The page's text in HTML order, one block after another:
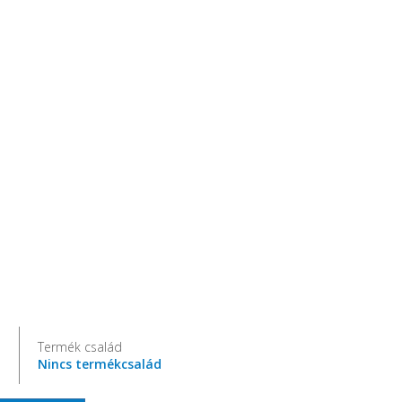
Termék család
Nincs termékcsalád